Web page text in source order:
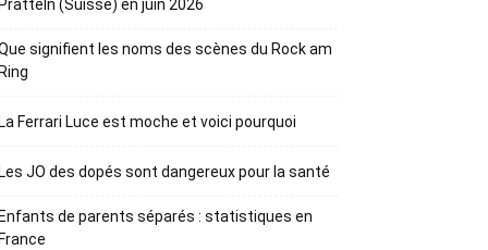
Pratteln (Suisse) en juin 2026
signifient les noms des scènes du Rock am
Ring
La Ferrari Luce est moche et voici pourquoi
Les JO des dopés sont dangereux pour la santé
Enfants de parents séparés : statistiques en
France